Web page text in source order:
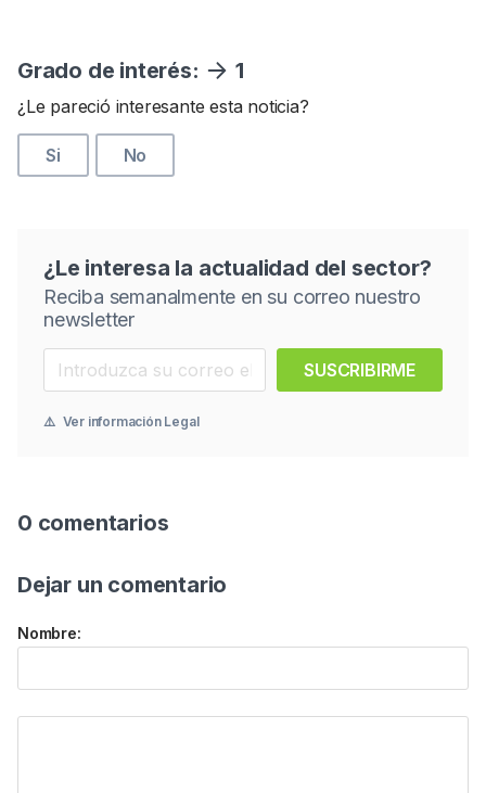
Grado de interés: 1
¿Le pareció interesante esta noticia?
Si No
¿Le interesa la actualidad del sector?
Reciba semanalmente en su correo nuestro
newsletter
SUSCRIBIRME
⚠️ Ver información Legal
0 comentarios
Dejar un comentario
Nombre: